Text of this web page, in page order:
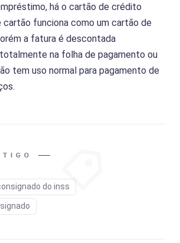
há o cartão de crédito
cartão funciona como um cartão de
a fatura é descontada
na folha de pagamento ou
tem uso normal para pagamento de
do inss